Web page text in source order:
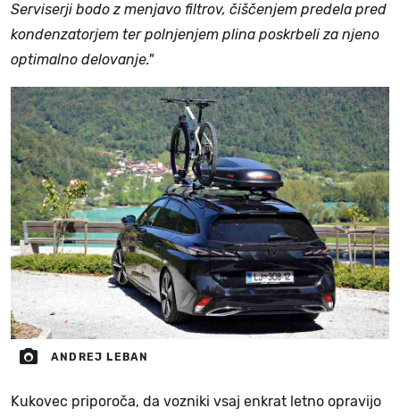
Serviserji bodo z menjavo filtrov, čiščenjem predela pred
kondenzatorjem ter polnjenjem plina poskrbeli za njeno
optimalno delovanje."
ANDREJ LEBAN
Kukovec priporoča, da vozniki vsaj enkrat letno opravijo